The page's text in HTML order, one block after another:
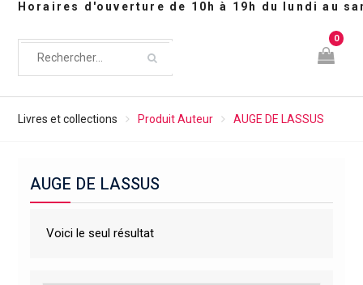
0
Livres et collections Produit Auteur AUGE DE LASSUS
AUGE DE LASSUS
Voici le seul résultat